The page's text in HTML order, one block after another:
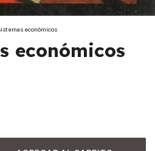
económicos
económicos